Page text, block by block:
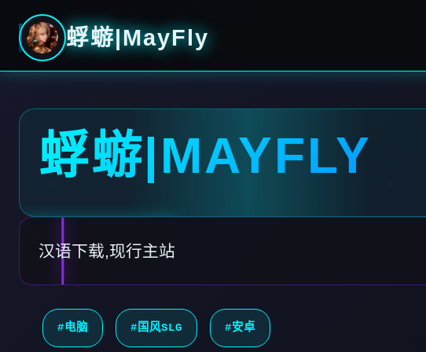
蜉蝣|MayFly
蜉蝣|MAYFLY
汉语下载,现行主站
#电脑 #国风SLG #安卓